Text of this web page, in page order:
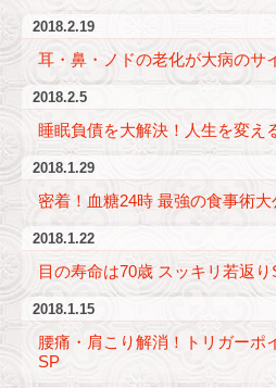
2018.2.19
耳・鼻・ノドの老化が大病のサ
2018.2.5
睡眠負債を大解決！人生を変え
2018.1.29
密着！血糖24時 最強の食事術
2018.1.22
目の寿命は70歳 スッキリ若返り
2018.1.15
腰痛・肩こり解消！トリガーポ
SP